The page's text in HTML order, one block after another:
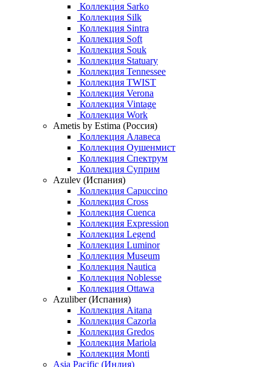
Коллекция Sarko
Коллекция Silk
Коллекция Sintra
Коллекция Soft
Коллекция Souk
Коллекция Statuary
Коллекция Tennessee
Коллекция TWIST
Коллекция Verona
Коллекция Vintage
Коллекция Work
Ametis by Estima (Россия)
Коллекция Алавеса
Коллекция Оушенмист
Коллекция Спектрум
Коллекция Суприм
Azulev (Испания)
Коллекция Capuccino
Коллекция Cross
Коллекция Cuenca
Коллекция Expression
Коллекция Legend
Коллекция Luminor
Коллекция Museum
Коллекция Nautica
Коллекция Noblesse
Коллекция Ottawa
Azuliber (Испания)
Коллекция Aitana
Коллекция Cazorla
Коллекция Gredos
Коллекция Mariola
Коллекция Monti
Asia Pacific (Индия)